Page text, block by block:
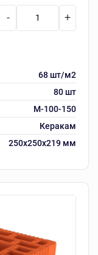
68 шт/м2
80 шт
М-100-150
Керакам
250х250х219 мм
- +